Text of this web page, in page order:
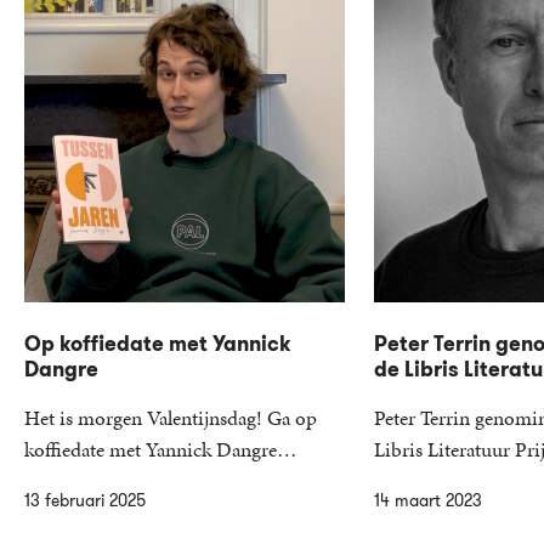
13 februari 2025
Op koffiedate met Yannick
Dangre
Het is morgen Valentijnsdag! Ga op
koffiedate met Yannick Dangre…
14 maart 2023
Peter Terrin
de Libris
Peter Terrin
Libris Literatuur